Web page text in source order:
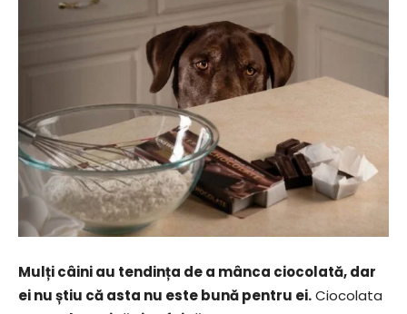
Mulți câini au tendința de a mânca ciocolată, dar
ei nu știu că asta nu este bună pentru ei.Ciocolata